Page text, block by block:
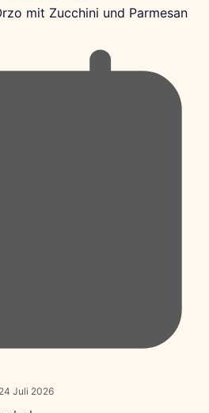
mit Zucchini und Parmesan
24 Juli 2026